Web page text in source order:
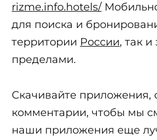
rizme.info.hotels/
для поиска и
территории России, так и
пределами.
Скачивайте приложения,
комментарии, чтобы мы
наши приложения еще